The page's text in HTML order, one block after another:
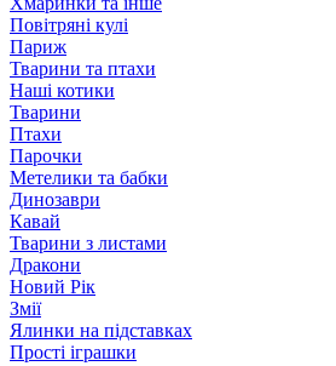
Повітряні кулі
Париж
Тварини та птахи
Наші котики
Тварини
Птахи
Парочки
Метелики та бабки
Динозаври
Кавай
Тварини з листами
Дракони
Новий Рік
Змії
Ялинки на підставках
Прості іграшки